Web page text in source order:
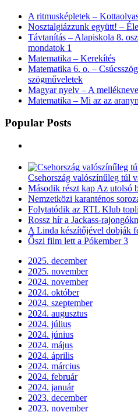
A ritmusképletek –
Nosztalgiázzunk együtt! –
Távtanítás – Alapiskola 8.
mondatok 1
Matematika – Kerekítés
Matematika 6. o. –
szögműveletek
Magyar nyelv – A
Matematika – Mi az az
Popular Posts
Csehország valószínűleg túl
Második részt kap Az utolsó
Nemzetközi karanténos
Folytatódik az RTL Klub
Rossz hír a Jackass-
A Linda készítőjével dobják
Őszi film lett a Pókember 3
2025. december
2025. november
2024. november
2024. október
2024. szeptember
2024. augusztus
2024. július
2024. június
2024. május
2024. április
2024. március
2024. február
2024. január
2023. december
2023. november